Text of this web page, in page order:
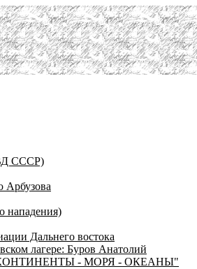
СССР)
Арбузова
нападения)
Дальнего востока
лагере: Буров Анатолий
- МОРЯ - ОКЕАНЫ"